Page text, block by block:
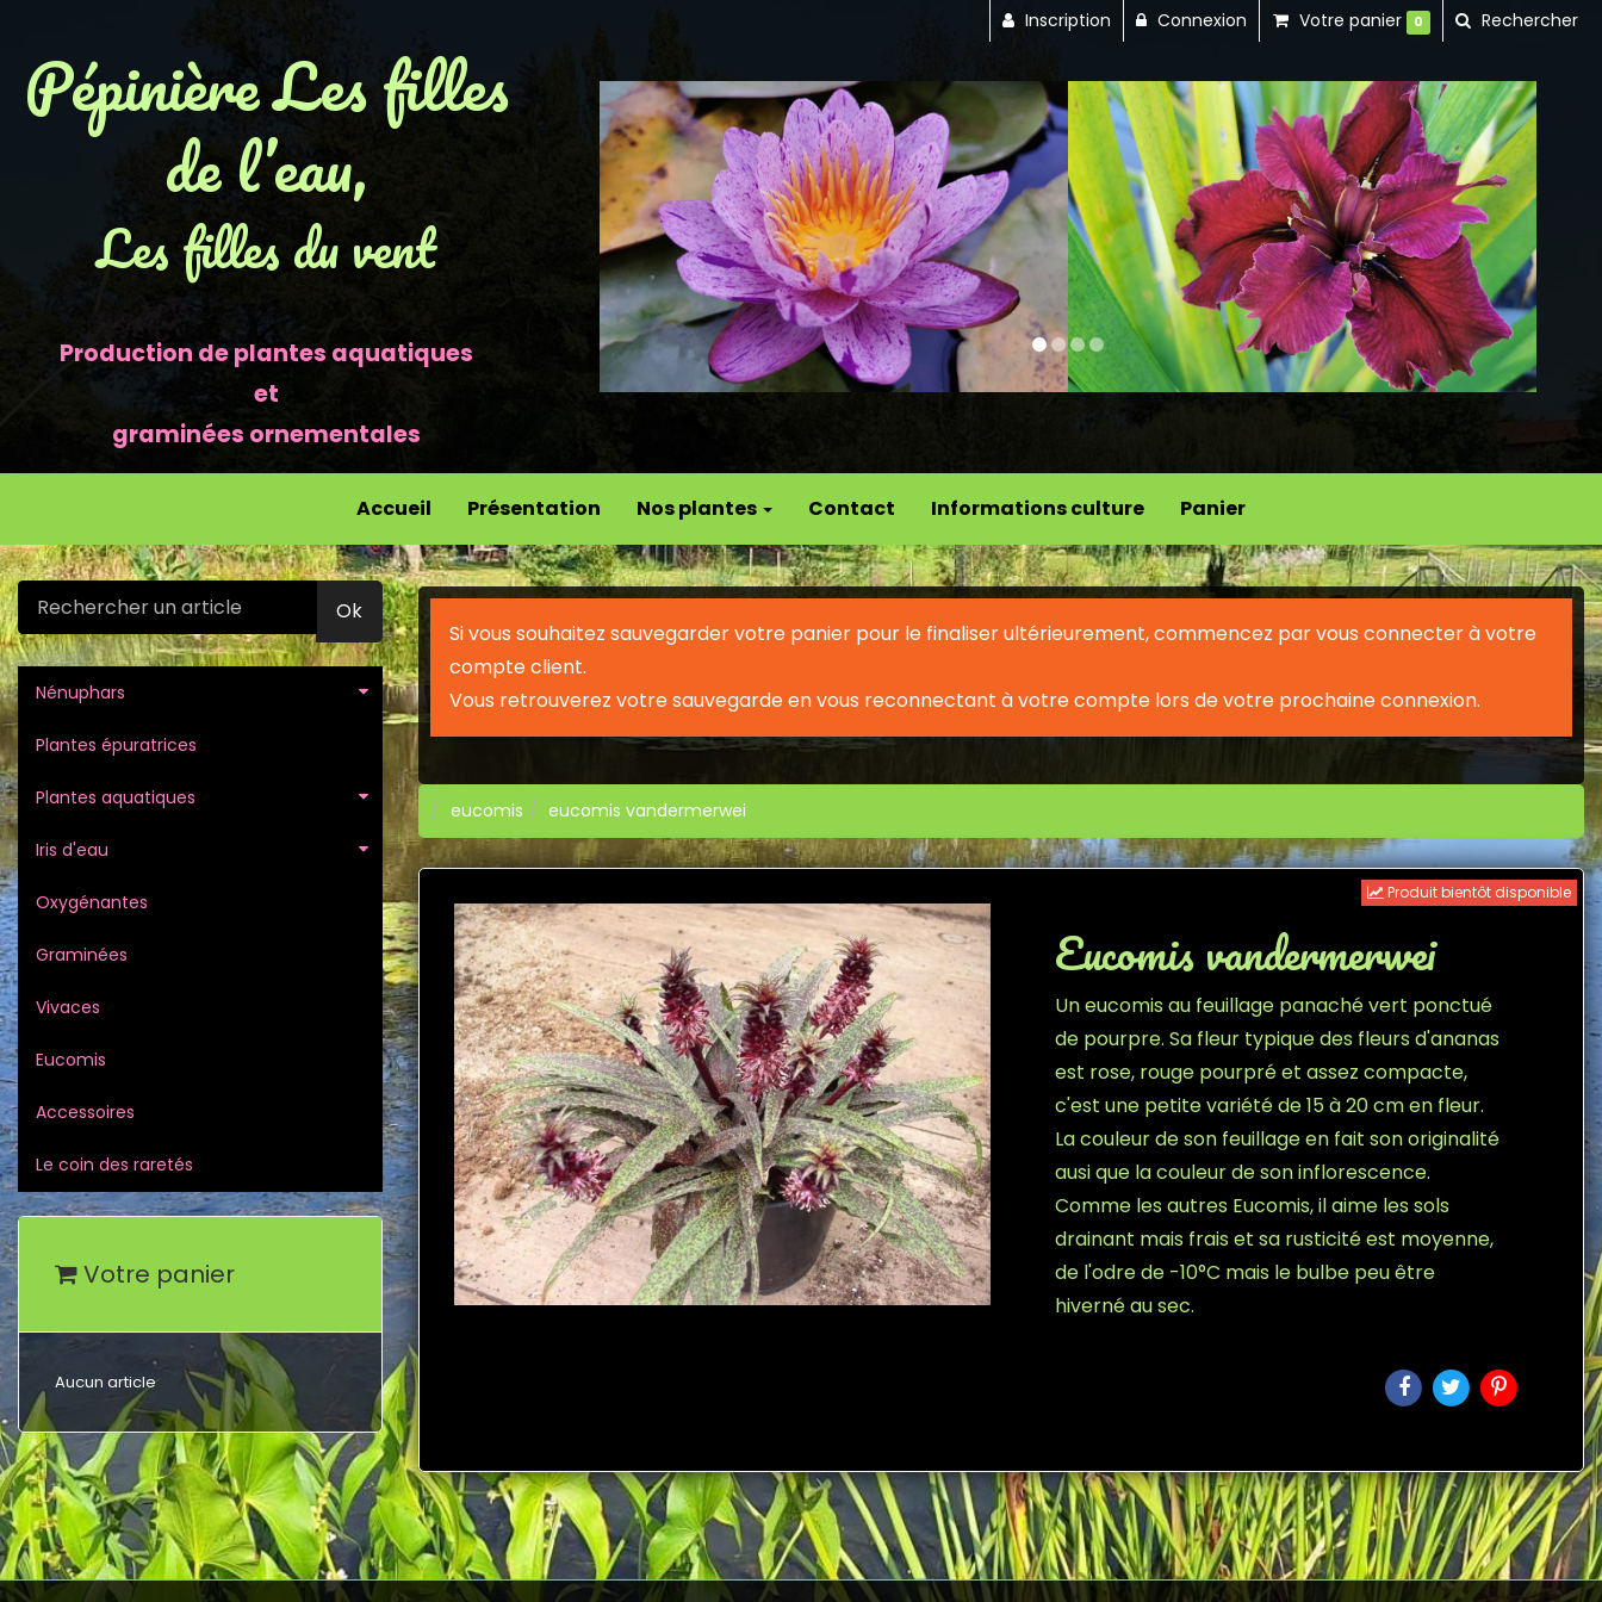
Pépinière Les filles
de l’eau,
Les filles du vent
Production de plantes aquatiques
et
graminées ornementales
Previous Next
Accueil Présentation Nos plantes Contact Informations culture Panier
Si vous souhaitez sauvegarder votre panier pour le finaliser ultérieurement, commencez par vous connecter à votre
compte client.
Vous retrouverez votre sauvegarde en vous reconnectant à votre compte lors de votre prochaine connexion.
eucomis eucomis vandermerwei
Produit bientôt disponible
Eucomis vandermerwei
Un eucomis au feuillage panaché vert ponctué
de pourpre. Sa fleur typique des fleurs d'ananas
est rose, rouge pourpré et assez compacte,
c'est une petite variété de 15 à 20 cm en fleur.
La couleur de son feuillage en fait son originalité
ausi que la couleur de son inflorescence.
Comme les autres Eucomis, il aime les sols
drainant mais frais et sa rusticité est moyenne,
de l'odre de -10°C mais le bulbe peu être
hiverné au sec.
Ok
Nénuphars
Plantes épuratrices
Plantes aquatiques
Iris d'eau
Oxygénantes
Graminées
Vivaces
Eucomis
Accessoires
Le coin des raretés
Votre panier
Aucun article
Inscription Connexion Votre panier 0 Rechercher